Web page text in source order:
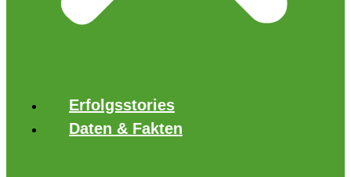
Erfolgsstories
Daten & Fakten